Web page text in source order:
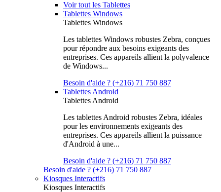
Voir tout les Tablettes
Tablettes Windows
Tablettes Windows
Les tablettes Windows robustes Zebra, conçues
pour répondre aux besoins exigeants des
entreprises. Ces appareils allient la polyvalence
de Windows...
Besoin d'aide ? (+216) 71 750 887
Tablettes Android
Tablettes Android
Les tablettes Android robustes Zebra, idéales
pour les environnements exigeants des
entreprises. Ces appareils allient la puissance
d'Android à une...
Besoin d'aide ? (+216) 71 750 887
Besoin d'aide ? (+216) 71 750 887
Kiosques Interactifs
Kiosques Interactifs